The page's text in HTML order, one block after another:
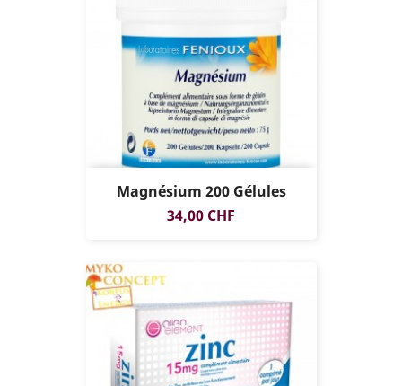
Magnésium 200 Gélules
Prix
34,00 CHF